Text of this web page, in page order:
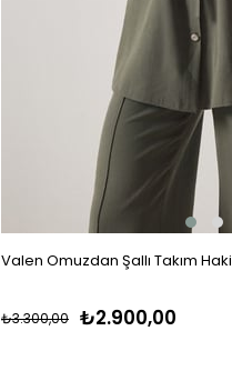
Valen Omuzdan Şallı Takım Haki
₺2.900,00
₺3.300,00